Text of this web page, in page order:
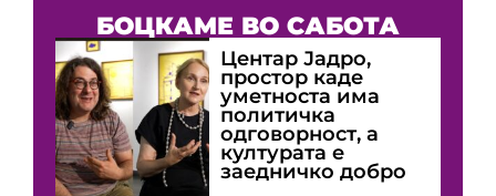
БОЦКАМЕ ВО САБОТА
Центар Јадро,
простор каде
уметноста има
политичка
одговорност, а
културата е
заедничко добро